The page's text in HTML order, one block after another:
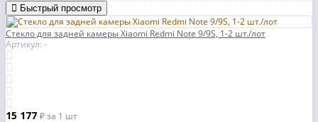
Быстрый просмотр
Стекло для задней камеры Xiaomi Redmi Note 9/9S, 1-2 шт./лот
Артикул: -
15 177 ₽за 1 шт